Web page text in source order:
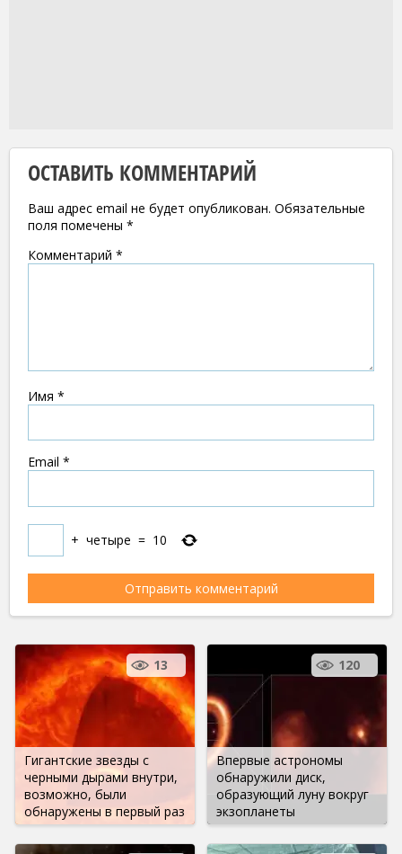
ОСТАВИТЬ КОММЕНТАРИЙ
Ваш адрес email не будет опубликован. Обязательные
поля помечены *
Комментарий *
Имя *
Email *
+ четыре = 10
Гигантские звезды с
черными дырами внутри,
возможно, были
обнаружены в первый раз
13
Впервые астрономы
обнаружили диск,
образующий луну вокруг
экзопланеты
120